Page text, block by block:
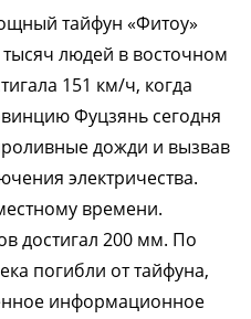
тайфун «Фитоу»
тысяч людей в восточном
151 км/ч, когда
Фуцзянь сегодня
дожди и вызвав
электричества.
времени.
достигал 200 мм. По
погибли от тайфуна,
информационное